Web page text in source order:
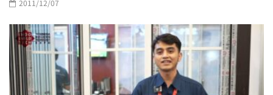
2011/12/07